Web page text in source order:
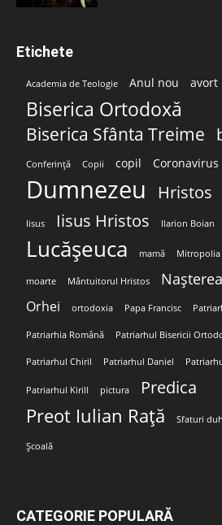
Etichete
Academia de Teologie Anul nou avort
Biserica Ortodoxă
Biserica Sfânta Treime
Conferință Copii copil Coronavirus
Dumnezeu Hristos
Iisus Iisus Hristos Ilarion Boian
Lucășeuca mamă Mitropolia
moarte Mântuitorul Hristos
Orhei ortodoxia Papa Francisc
Patriarhia Română Patriarhul Bisericii
Patriarhul Chiril Patriarhul Daniel
Patriarhul Kirill pictura Predica
Preot Iulian Rață Sfaturi
Școală
CATEGORIE POPULARĂ